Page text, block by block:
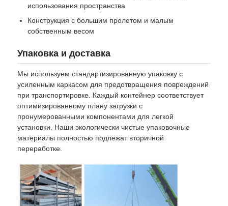
использования пространства
Конструкция с большим пролетом и малым
собственным весом
Упаковка и доставка
Мы используем стандартизированную упаковку с
усиленным каркасом для предотвращения повреждений
при транспортировке. Каждый контейнер соответствует
оптимизированному плану загрузки с
пронумерованными компонентами для легкой
установки. Наши экологически чистые упаковочные
материалы полностью подлежат вторичной
переработке.